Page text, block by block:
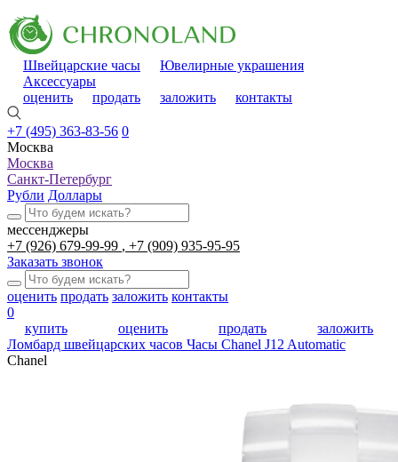
Швейцарские часы
Ювелирные украшения
Аксессуары
оценить
продать заложить контакты
+7 (495) 363-83-56 0
Москва
Москва
Санкт-Петербург
Рубли Доллары
мессенджеры
+7 (926) 679-99-99
+7 (909) 935-95-95
Заказать звонок
оценить продать заложить контакты
0
купить
оценить продать
заложить
Ломбард швейцарских часов Часы Chanel J12 Automatic
Chanel